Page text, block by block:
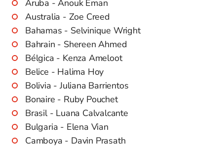
Aruba - Anouk Eman
Australia - Zoe Creed
Bahamas - Selvinique Wright
Bahrain - Shereen Ahmed
Bélgica - Kenza Ameloot
Belice - Halima Hoy
Bolivia - Juliana Barrientos
Bonaire - Ruby Pouchet
Brasil - Luana Calvalcante
Bulgaria - Elena Vian
Camboya - Davin Prasath